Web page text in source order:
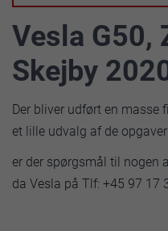
Vesla G50,
Skejby
Der bliver udført en masse
et lille udvalg af de
er der spørgsmål til nogen
da Vesla på Tlf: +45 97 17